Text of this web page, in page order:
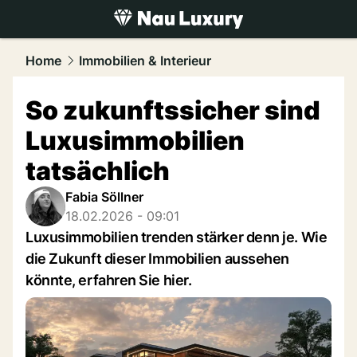
luxury.NAU.ch
Home Immobilien & Interieur
So zukunftssicher sind
Luxusimmobilien
tatsächlich
Fabia Söllner
18.02.2026 - 09:01
Luxusimmobilien trenden stärker denn je. Wie
die Zukunft dieser Immobilien aussehen
könnte, erfahren Sie hier.